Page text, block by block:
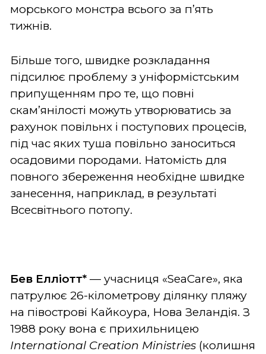
морського монстра всього за п’ять
тижнів.
Більше того, швидке розкладання
підсилює проблему з уніформістським
припущенням про те, що повні
скам’янілості можуть утворюватись за
рахунок повільнх і поступових процесів,
під час яких туша повільно заноситься
осадовими породами. Натомість для
повного збереження необхідне швидке
занесення, наприклад, в результаті
Всесвітнього потопу.
Бев Елліотт* — учасниця «SeaCare», яка
патрулює 26-кілометрову ділянку пляжу
на півострові Кайкоура, Нова Зеландія. З
1988 року вона є прихильницею
International Creation Ministries (колишня